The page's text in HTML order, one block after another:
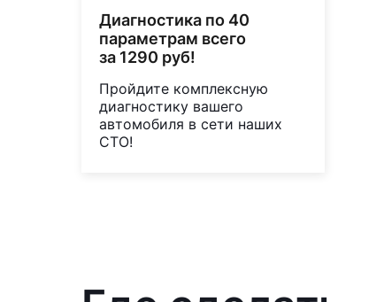
Диагностика по 40
параметрам всего
за 1290 руб!
Пройдите комплексную
диагностику вашего
автомобиля в сети наших
СТО!